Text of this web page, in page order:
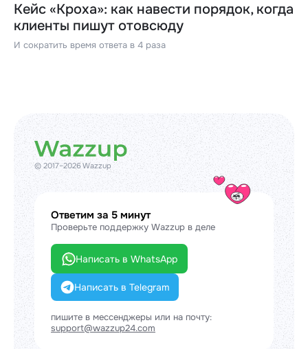
Кейс «Кроха»: как навести порядок, когда
клиенты пишут отовсюду
И сократить время ответа в 4 раза
© 2017–2026 Wazzup
Ответим за 5 минут
Проверьте поддержку Wazzup в деле
Написать в WhatsApp
Написать в Telegram
пишите в мессенджеры или на почту:
support@wazzup24.com